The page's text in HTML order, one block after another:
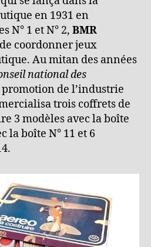
en 1931 en
N° 1 et N° 2, BMR
coordonner jeux
Au mitan des années
national des
de l’industrie
trois coffrets de
3 modèles avec la boîte
la boîte N° 11 et 6